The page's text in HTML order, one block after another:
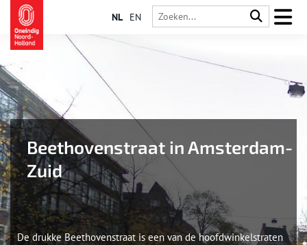
NL EN
Beethovenstraat in Amsterdam-
Zuid
De drukke Beethovenstraat is een van de hoofdwinkelstraten